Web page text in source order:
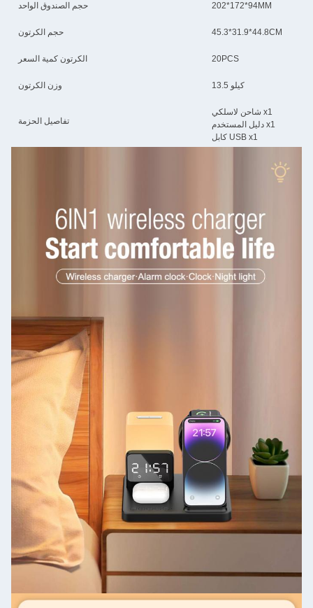
حجم الصندوق الواحد 202*172*94MM
حجم الكرتون 45.3*31.9*44.8CM
الكرتون كمية السعر 20PCS
وزن الكرتون 13.5 كيلو
تفاصيل الحزمة
شاحن لاسلكي x1
دليل المستخدم x1
كابل USB x1